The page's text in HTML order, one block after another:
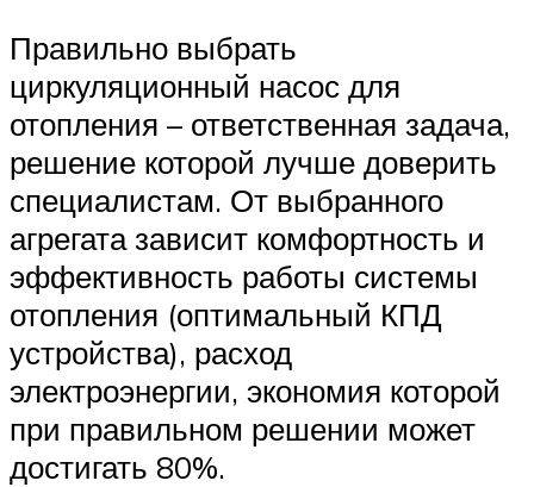
Правильно выбрать
циркуляционный насос для
отопления – ответственная задача,
решение которой лучше доверить
специалистам. От выбранного
агрегата зависит комфортность и
эффективность работы системы
отопления (оптимальный КПД
устройства), расход
электроэнергии, экономия которой
при правильном решении может
достигать 80%.